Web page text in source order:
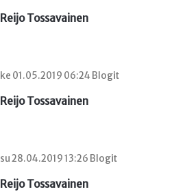
Reijo Tossavainen
ke 01.05.2019 06:24 Blogit
Reijo Tossavainen
su 28.04.2019 13:26 Blogit
Reijo Tossavainen